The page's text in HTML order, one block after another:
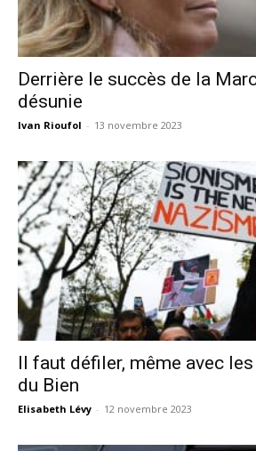
Derrière le succès de la
désunie
Ivan Rioufol - 13 novembre 2023
Il faut défiler, même avec
du Bien
Elisabeth Lévy - 12 novembre 2023